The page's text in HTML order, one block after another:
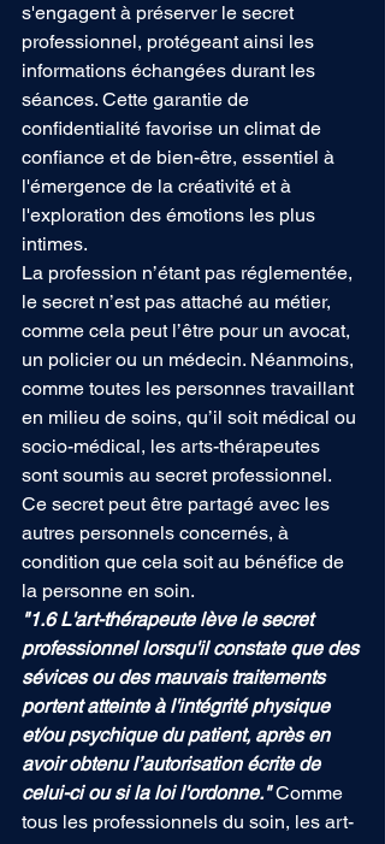
s'engagent à préserver le secret
professionnel, protégeant ainsi les
informations échangées durant les
séances. Cette garantie de
confidentialité favorise un climat de
confiance et de bien-être, essentiel à
l'émergence de la créativité et à
l'exploration des émotions les plus
intimes.
La profession n’étant pas réglementée,
le secret n’est pas attaché au métier,
comme cela peut l’être pour un avocat,
un policier ou un médecin. Néanmoins,
comme toutes les personnes travaillant
en milieu de soins, qu’il soit médical ou
socio-médical, les arts-thérapeutes
sont soumis au secret professionnel.
Ce secret peut être partagé avec les
autres personnels concernés, à
condition que cela soit au bénéfice de
la personne en soin.
"1.6 L'art-thérapeute lève le secret
professionnel lorsqu'il constate que des
sévices ou des mauvais traitements
portent atteinte à l'intégrité physique
et/ou psychique du patient, après en
avoir obtenu l’autorisation écrite de
celui-ci ou si la loi l'ordonne." Comme
tous les professionnels du soin, les art-